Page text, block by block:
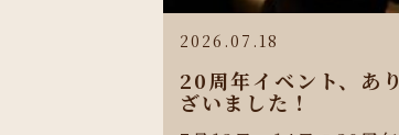
2026.07.18
20周年イベント、あ
ざいました！